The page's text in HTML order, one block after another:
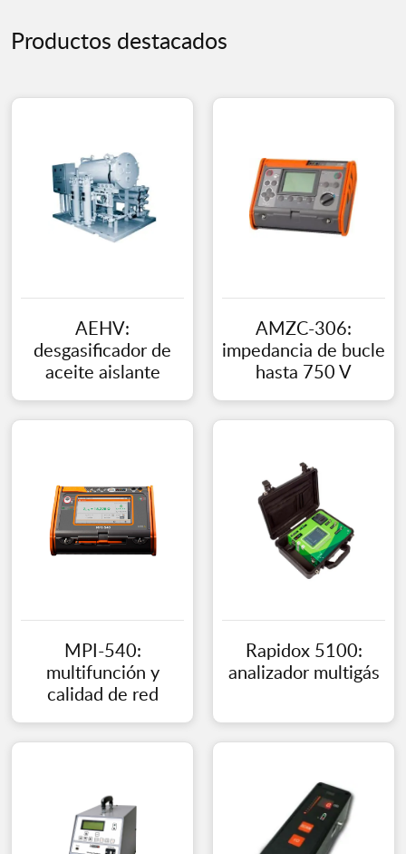
Productos destacados
AEHV:
desgasificador de
aceite aislante
AMZC-306:
impedancia de bucle
hasta 750 V
MPI-540:
multifunción y
calidad de red
Rapidox 5100:
analizador multigás